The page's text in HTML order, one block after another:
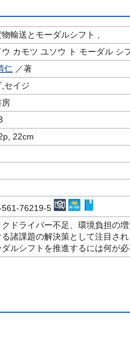
輸送とモーダルシフト ,
ウ カモツ ユソウ ト モーダル シ
仁 ／著
セイジ
房
22cm
76219-5
クドライバー不足、環境負担の
る諸課題の解決策として注目さ
ダルシフトを推進するには何が